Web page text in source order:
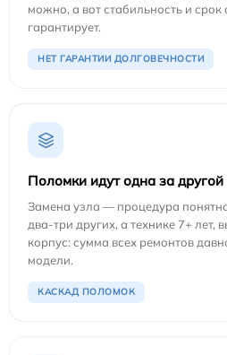
можно, а вот стабильность и
гарантирует.
НЕТ ГАРАНТИИ ДОЛГОВЕЧНОСТИ
Поломки идут одна за другой
Замена узла — процедура
два-три других, а технике 7+ лет,
корпус: сумма всех ремонтов
модели.
КАСКАД ПОЛОМОК